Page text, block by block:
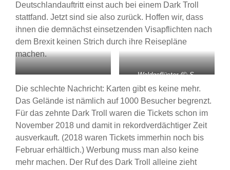
Deutschlandauftritt einst auch bei einem Dark Troll
stattfand. Jetzt sind sie also zurück. Hoffen wir, dass
ihnen die demnächst einsetzenden Visapflichten nach
dem Brexit keinen Strich durch ihre Reisepläne
machen.
Mgła (© S. Bollmann)
Waldgeflüster (© S.
Bollmann)
Die schlechte Nachricht: Karten gibt es keine mehr.
Das Gelände ist nämlich auf 1000 Besucher begrenzt.
Für das zehnte Dark Troll waren die Tickets schon im
November 2018 und damit in rekordverdächtiger Zeit
ausverkauft. (2018 waren Tickets immerhin noch bis
Februar erhältlich.) Werbung muss man also keine
mehr machen. Der Ruf des Dark Troll alleine zieht